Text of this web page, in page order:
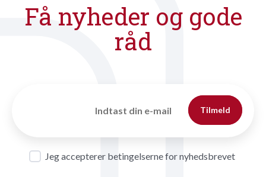
Få nyheder og gode
råd
Jeg accepterer betingelserne for nyhedsbrevet
Tilmeld